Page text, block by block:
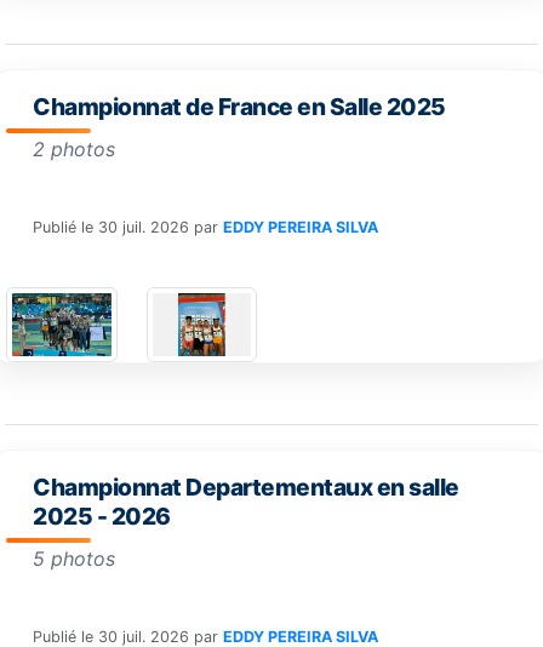
Championnat de France en Salle 2025
2 photos
Publié le 30 juil. 2026 par EDDY PEREIRA SILVA
Championnat Departementaux en salle
2025 - 2026
5 photos
Publié le 30 juil. 2026 par EDDY PEREIRA SILVA